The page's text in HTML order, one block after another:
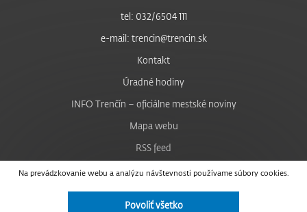
Na prevádzkovanie webu a analýzu návštevnosti používame súbory cookies.
Povoliť všetko
tel: 032/6504 111
e-mail: trencin@trencin.sk
Kontakt
Úradné hodiny
INFO Trenčín – oficiálne mestské noviny
Mapa webu
RSS feed
Nastavenie cookies
Facebook